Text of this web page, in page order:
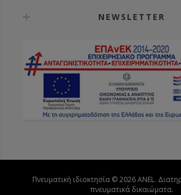
NEWSLETTER
Πνευματική ιδιοκτησία © 2026 ANEL.
πνευματικά δικαιώματα.